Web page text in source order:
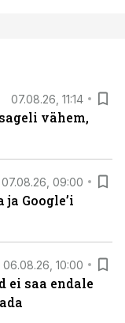
07.08.26, 11:14
vähem,
07.08.26, 09:00
Google’i
06.08.26, 10:00
ei saa endale